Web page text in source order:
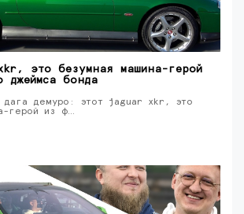
это безумная машина-герой
джеймса бонда
дага демуро: этот jaguar xkr, это
герой из ф…